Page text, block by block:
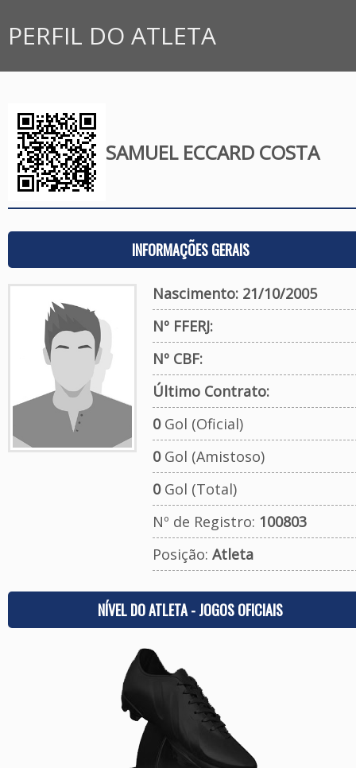
PERFIL DO ATLETA
SAMUEL ECCARD COSTA
INFORMAÇÕES GERAIS
Nascimento: 21/10/2005
Nº FFERJ:
Nº CBF:
Último Contrato:
0Gol (Oficial)
0Gol (Amistoso)
0Gol (Total)
Nº de Registro: 100803
Posição: Atleta
NÍVEL DO ATLETA - JOGOS OFICIAIS